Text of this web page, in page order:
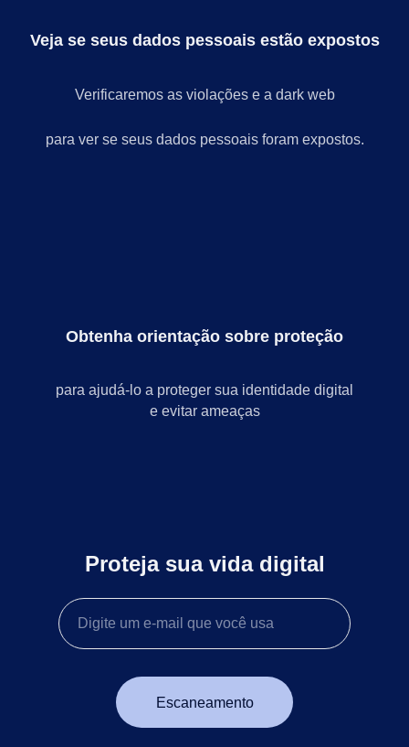
Veja se seus dados pessoais estão expostos
Verificaremos as violações e a dark web
para ver se seus dados pessoais foram expostos.
Obtenha orientação sobre proteção
para ajudá-lo a proteger sua identidade digital
e evitar ameaças
Proteja sua vida digital
Escaneamento